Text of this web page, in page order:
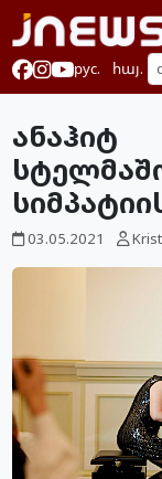
рус. հայ.
ანაჰიტ
03.05.2021